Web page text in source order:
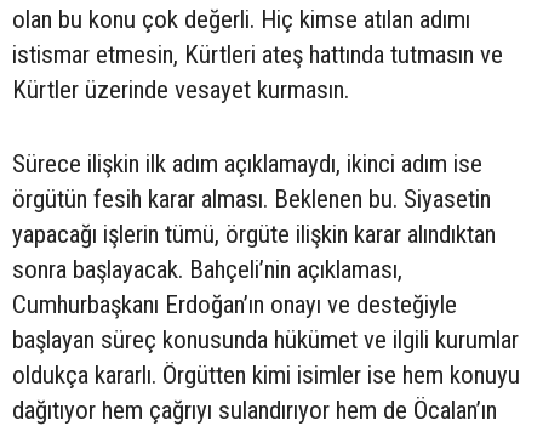
olan bu konu çok değerli. Hiç kimse atılan adımı
istismar etmesin, Kürtleri ateş hattında tutmasın ve
Kürtler üzerinde vesayet kurmasın.
Sürece ilişkin ilk adım açıklamaydı, ikinci adım ise
örgütün fesih karar alması. Beklenen bu. Siyasetin
yapacağı işlerin tümü, örgüte ilişkin karar alındıktan
sonra başlayacak. Bahçeli’nin açıklaması,
Cumhurbaşkanı Erdoğan’ın onayı ve desteğiyle
başlayan süreç konusunda hükümet ve ilgili kurumlar
oldukça kararlı. Örgütten kimi isimler ise hem konuyu
dağıtıyor hem çağrıyı sulandırıyor hem de Öcalan’ın